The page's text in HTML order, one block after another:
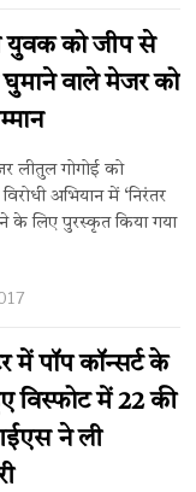
युवक को जीप से
वाले मेजर को
लीतुल गोगोई को
अभियान में ‘निरंतर
के लिए पुरस्कृत किया गया
में पॉप कॉन्सर्ट के
विस्फोट में 22 की
ने ली